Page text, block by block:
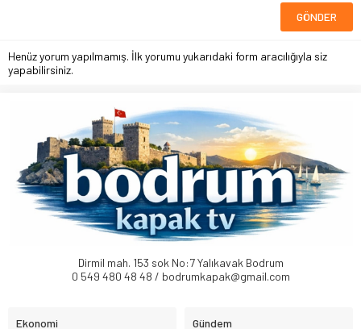
Henüz yorum yapılmamış. İlk yorumu yukarıdaki form aracılığıyla siz
yapabilirsiniz.
Dirmil mah. 153 sok No:7 Yalıkavak Bodrum
0 549 480 48 48 / bodrumkapak@gmail.com
Ekonomi Gündem